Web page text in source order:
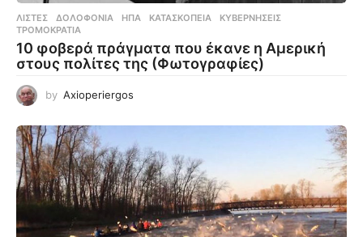
ΛΊΣΤΕΣ ΔΟΛΟΦΟΝΊΑ ,ΗΠΑ ,ΚΑΤΑΣΚΟΠΕΊΑ ,ΚΥΒΕΡΝΉΣΕΙΣ
ΤΡΟΜΟΚΡΑΤΊΑ
10 φοβερά πράγματα που έκανε η Αμερική
στους πολίτες της (Φωτογραφίες)
by Axioperiergos